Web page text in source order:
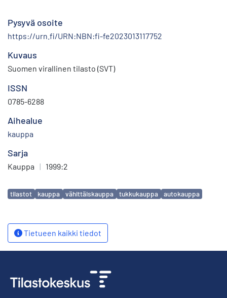
Pysyvä osoite
https://urn.fi/URN:NBN:fi-fe2023013117752
Kuvaus
Suomen virallinen tilasto (SVT)
ISSN
0785-6288
Aihealue
kauppa
Sarja
Kauppa | 1999:2
Avainsanat
tilastot kauppa vähittäiskauppa tukkukauppa autokauppa
Tietueen kaikki tiedot